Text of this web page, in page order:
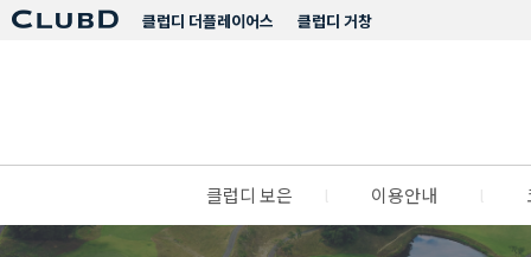
클럽디 거창
클럽디 더플레이어스
클럽디 보은 이용안내